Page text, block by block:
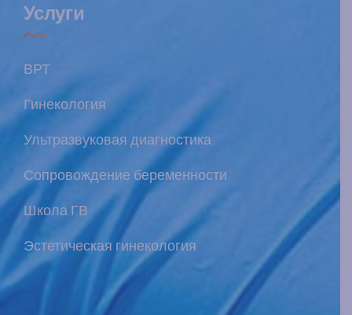
Услуги
ВРТ
Гинекология
Ультразвуковая диагностика
Сопровождение беременности
Школа ГВ
Эстетическая гинекология